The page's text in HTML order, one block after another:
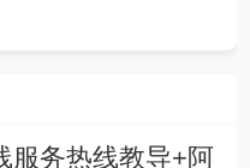
服务热线教导+阿